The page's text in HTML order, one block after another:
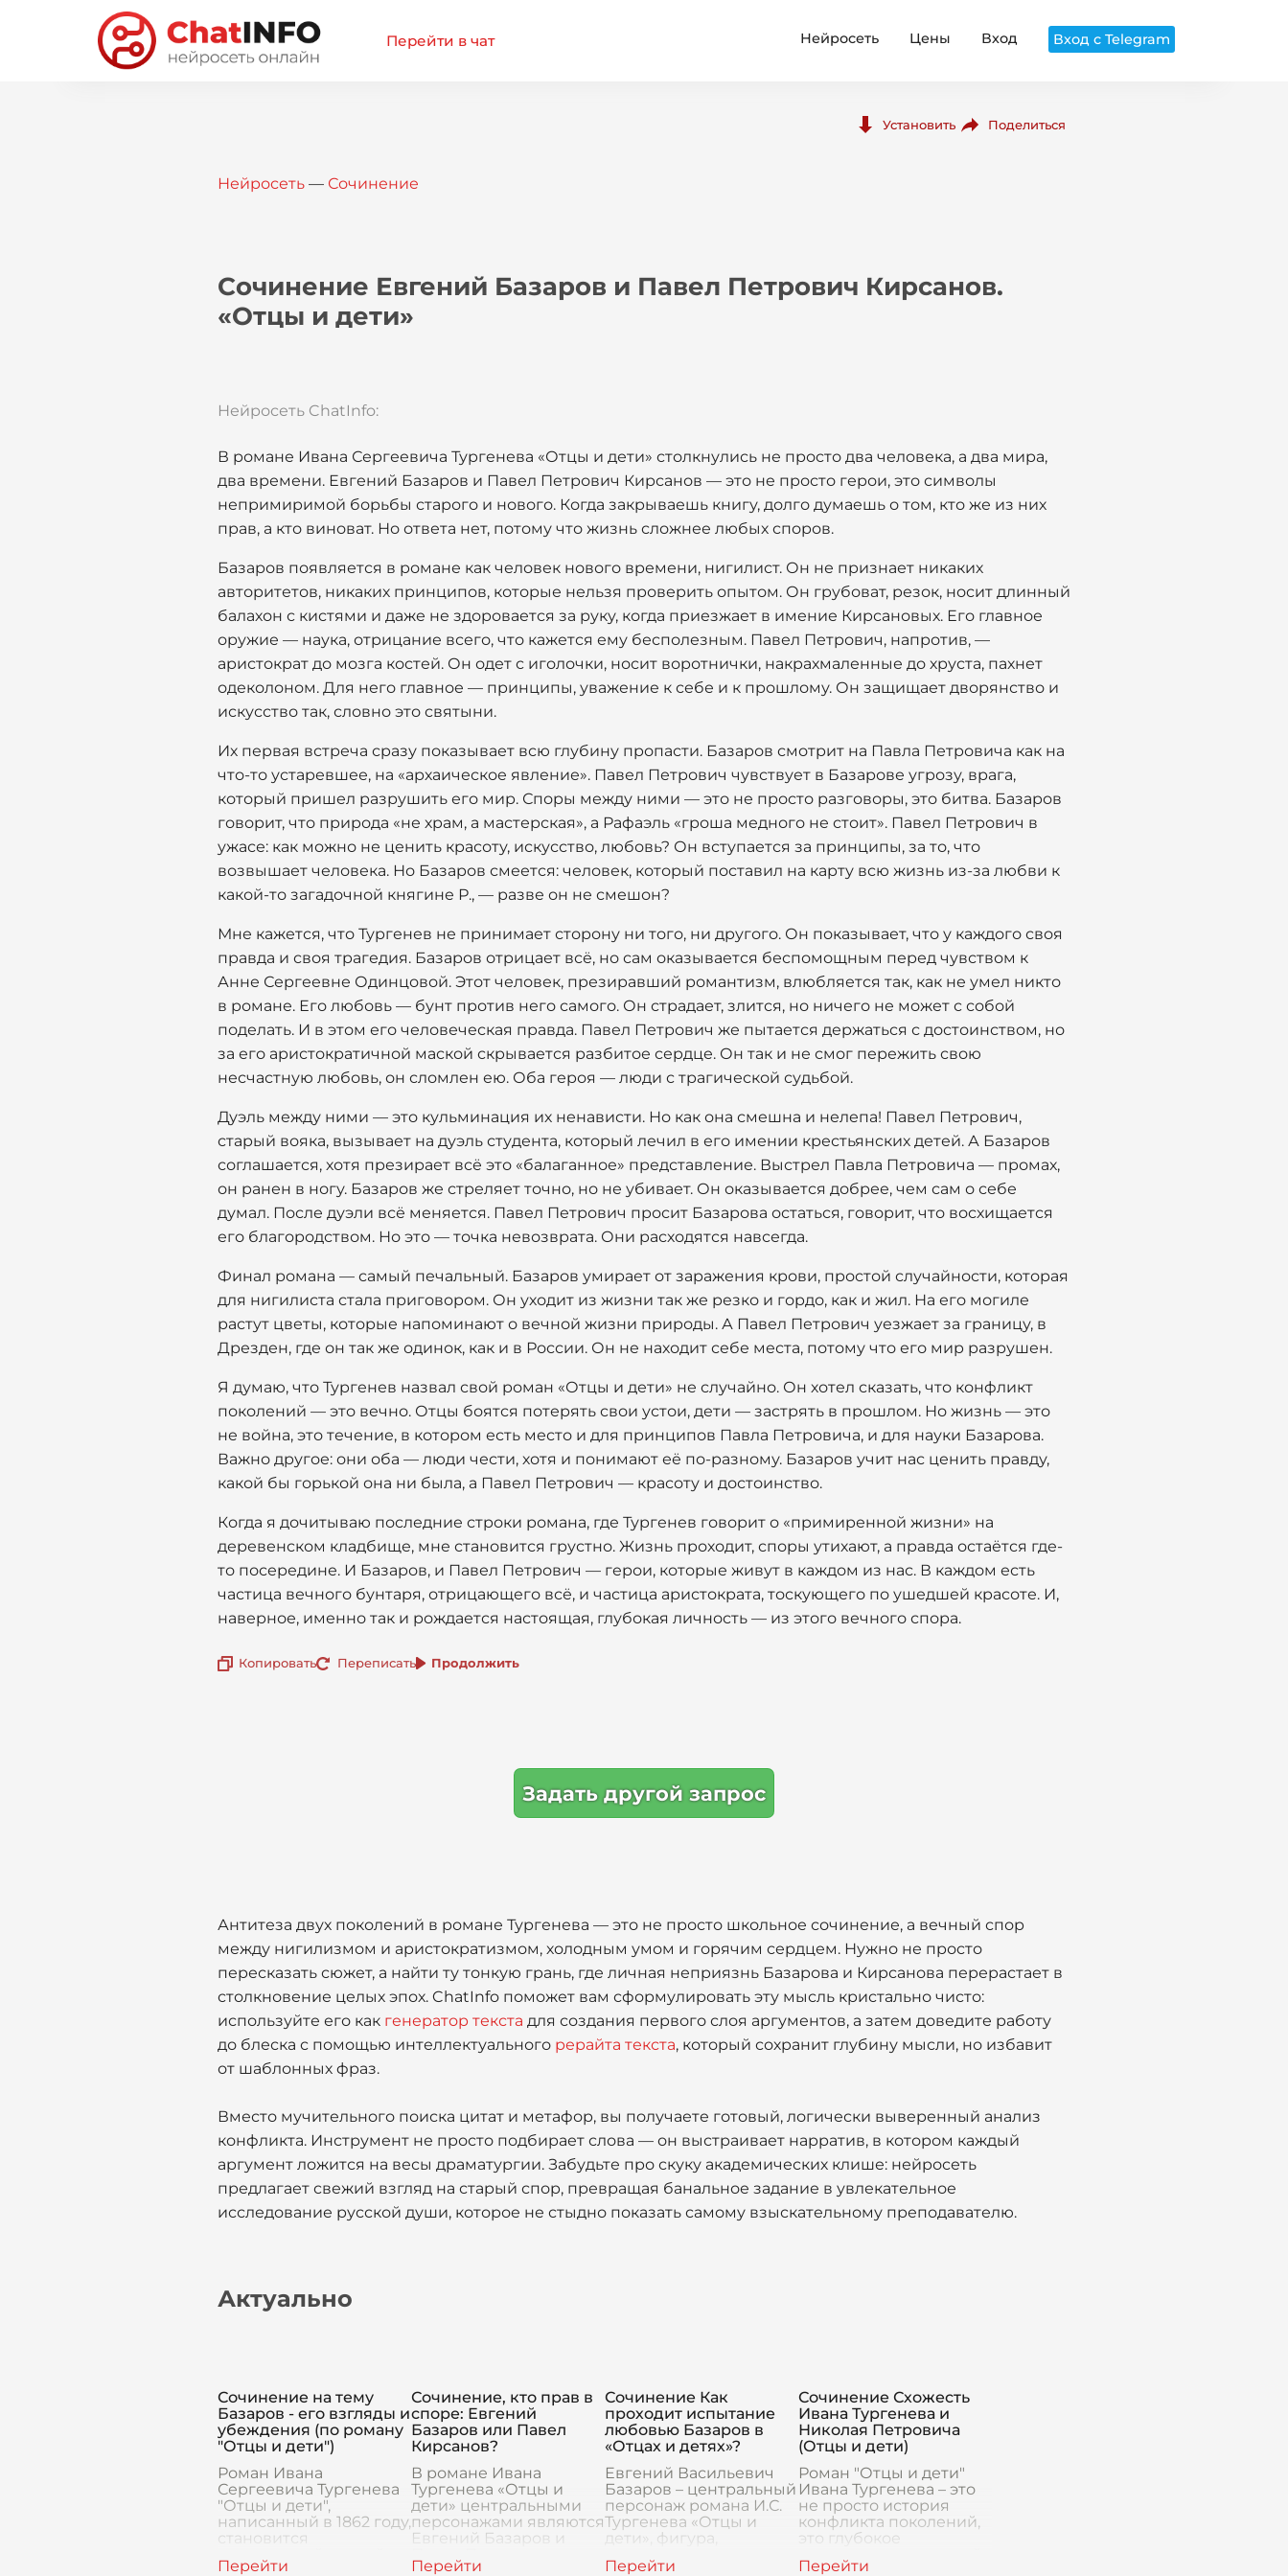
Перейти в чат Нейросеть Цены Вход Вход с Telegram
Установить Поделиться
Нейросеть — Сочинение
Сочинение Евгений Базаров и Павел Петрович Кирсанов.
«Отцы и дети»
Нейросеть ChatInfo:
В романе Ивана Сергеевича Тургенева «Отцы и дети» столкнулись не просто два человека, а два мира,
два времени. Евгений Базаров и Павел Петрович Кирсанов — это не просто герои, это символы
непримиримой борьбы старого и нового. Когда закрываешь книгу, долго думаешь о том, кто же из них
прав, а кто виноват. Но ответа нет, потому что жизнь сложнее любых споров.
Базаров появляется в романе как человек нового времени, нигилист. Он не признает никаких
авторитетов, никаких принципов, которые нельзя проверить опытом. Он грубоват, резок, носит длинный
балахон с кистями и даже не здоровается за руку, когда приезжает в имение Кирсановых. Его главное
оружие — наука, отрицание всего, что кажется ему бесполезным. Павел Петрович, напротив, —
аристократ до мозга костей. Он одет с иголочки, носит воротнички, накрахмаленные до хруста, пахнет
одеколоном. Для него главное — принципы, уважение к себе и к прошлому. Он защищает дворянство и
искусство так, словно это святыни.
Их первая встреча сразу показывает всю глубину пропасти. Базаров смотрит на Павла Петровича как на
что-то устаревшее, на «архаическое явление». Павел Петрович чувствует в Базарове угрозу, врага,
который пришел разрушить его мир. Споры между ними — это не просто разговоры, это битва. Базаров
говорит, что природа «не храм, а мастерская», а Рафаэль «гроша медного не стоит». Павел Петрович в
ужасе: как можно не ценить красоту, искусство, любовь? Он вступается за принципы, за то, что
возвышает человека. Но Базаров смеется: человек, который поставил на карту всю жизнь из-за любви к
какой-то загадочной княгине Р., — разве он не смешон?
Мне кажется, что Тургенев не принимает сторону ни того, ни другого. Он показывает, что у каждого своя
правда и своя трагедия. Базаров отрицает всё, но сам оказывается беспомощным перед чувством к
Анне Сергеевне Одинцовой. Этот человек, презиравший романтизм, влюбляется так, как не умел никто
в романе. Его любовь — бунт против него самого. Он страдает, злится, но ничего не может с собой
поделать. И в этом его человеческая правда. Павел Петрович же пытается держаться с достоинством, но
за его аристократичной маской скрывается разбитое сердце. Он так и не смог пережить свою
несчастную любовь, он сломлен ею. Оба героя — люди с трагической судьбой.
Дуэль между ними — это кульминация их ненависти. Но как она смешна и нелепа! Павел Петрович,
старый вояка, вызывает на дуэль студента, который лечил в его имении крестьянских детей. А Базаров
соглашается, хотя презирает всё это «балаганное» представление. Выстрел Павла Петровича — промах,
он ранен в ногу. Базаров же стреляет точно, но не убивает. Он оказывается добрее, чем сам о себе
думал. После дуэли всё меняется. Павел Петрович просит Базарова остаться, говорит, что восхищается
его благородством. Но это — точка невозврата. Они расходятся навсегда.
Финал романа — самый печальный. Базаров умирает от заражения крови, простой случайности, которая
для нигилиста стала приговором. Он уходит из жизни так же резко и гордо, как и жил. На его могиле
растут цветы, которые напоминают о вечной жизни природы. А Павел Петрович уезжает за границу, в
Дрезден, где он так же одинок, как и в России. Он не находит себе места, потому что его мир разрушен.
Я думаю, что Тургенев назвал свой роман «Отцы и дети» не случайно. Он хотел сказать, что конфликт
поколений — это вечно. Отцы боятся потерять свои устои, дети — застрять в прошлом. Но жизнь — это
не война, это течение, в котором есть место и для принципов Павла Петровича, и для науки Базарова.
Важно другое: они оба — люди чести, хотя и понимают её по-разному. Базаров учит нас ценить правду,
какой бы горькой она ни была, а Павел Петрович — красоту и достоинство.
Когда я дочитываю последние строки романа, где Тургенев говорит о «примиренной жизни» на
деревенском кладбище, мне становится грустно. Жизнь проходит, споры утихают, а правда остаётся где-
то посередине. И Базаров, и Павел Петрович — герои, которые живут в каждом из нас. В каждом есть
частица вечного бунтаря, отрицающего всё, и частица аристократа, тоскующего по ушедшей красоте. И,
наверное, именно так и рождается настоящая, глубокая личность — из этого вечного спора.
Копировать Переписать Продолжить
Задать другой запрос
Антитеза двух поколений в романе Тургенева — это не просто школьное сочинение, а вечный спор
между нигилизмом и аристократизмом, холодным умом и горячим сердцем. Нужно не просто
пересказать сюжет, а найти ту тонкую грань, где личная неприязнь Базарова и Кирсанова перерастает в
столкновение целых эпох. ChatInfo поможет вам сформулировать эту мысль кристально чисто:
используйте его как генератор текста для создания первого слоя аргументов, а затем доведите работу
до блеска с помощью интеллектуального рерайта текста, который сохранит глубину мысли, но избавит
от шаблонных фраз.
Вместо мучительного поиска цитат и метафор, вы получаете готовый, логически выверенный анализ
конфликта. Инструмент не просто подбирает слова — он выстраивает нарратив, в котором каждый
аргумент ложится на весы драматургии. Забудьте про скуку академических клише: нейросеть
предлагает свежий взгляд на старый спор, превращая банальное задание в увлекательное
исследование русской души, которое не стыдно показать самому взыскательному преподавателю.
Актуально
Сочинение на тему
Базаров - его взгляды и
убеждения (по роману
"Отцы и дети")
Роман Ивана
Сергеевича Тургенева
"Отцы и дети",
написанный в 1862 году,
становится
обсуждении
Сочинение, кто прав в
споре: Евгений
Базаров или Павел
Кирсанов?
В романе Ивана
Тургенева «Отцы и
дети» центральными
персонажами являются
Евгений Базаров и
Кирсанов, между
Сочинение Как
проходит испытание
любовью Базаров в
«Отцах и детях»?
Евгений Васильевич
Базаров – центральный
персонаж романа И.С.
Тургенева «Отцы и
дети», фигура,
времени, бунтарский
Сочинение Схожесть
Ивана Тургенева и
Николая Петровича
(Отцы и дети)
Роман "Отцы и дети"
Ивана Тургенева – это
не просто история
конфликта поколений,
это глубокое
души, отражение